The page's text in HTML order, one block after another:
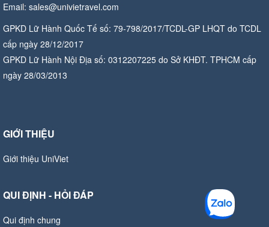
Email: sales@univietravel.com
GPKD Lữ Hành Quốc Tế số: 79-798/2017/TCDL-GP LHQT do TCDL
cấp ngày 28/12/2017
GPKD Lữ Hành Nội Địa số: 0312207225 do Sở KHĐT. TPHCM cấp
ngày 28/03/2013
GIỚI THIỆU
Giới thiệu UniViet
QUI ĐỊNH - HỎI ĐÁP
Qui định chung